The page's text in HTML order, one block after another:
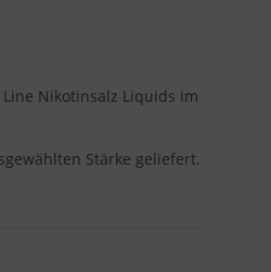
Nikotinsalz Liquids im
Stärke geliefert.